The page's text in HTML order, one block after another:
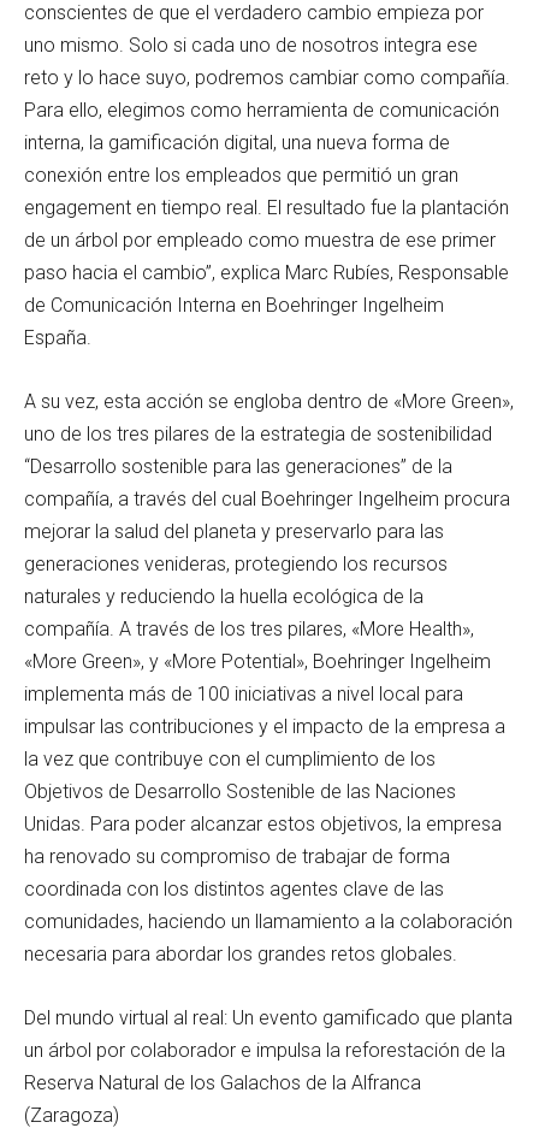
conscientes de que el verdadero cambio empieza por
uno mismo. Solo si cada uno de nosotros integra ese
reto y lo hace suyo, podremos cambiar como compañía.
Para ello, elegimos como herramienta de comunicación
interna, la gamificación digital, una nueva forma de
conexión entre los empleados que permitió un gran
engagement en tiempo real. El resultado fue la plantación
de un árbol por empleado como muestra de ese primer
paso hacia el cambio”, explica Marc Rubíes, Responsable
de Comunicación Interna en Boehringer Ingelheim
España.
A su vez, esta acción se engloba dentro de «More Green»,
uno de los tres pilares de la estrategia de sostenibilidad
“Desarrollo sostenible para las generaciones” de la
compañía, a través del cual Boehringer Ingelheim procura
mejorar la salud del planeta y preservarlo para las
generaciones venideras, protegiendo los recursos
naturales y reduciendo la huella ecológica de la
compañía. A través de los tres pilares, «More Health»,
«More Green», y «More Potential», Boehringer Ingelheim
implementa más de 100 iniciativas a nivel local para
impulsar las contribuciones y el impacto de la empresa a
la vez que contribuye con el cumplimiento de los
Objetivos de Desarrollo Sostenible de las Naciones
Unidas. Para poder alcanzar estos objetivos, la empresa
ha renovado su compromiso de trabajar de forma
coordinada con los distintos agentes clave de las
comunidades, haciendo un llamamiento a la colaboración
necesaria para abordar los grandes retos globales.
Del mundo virtual al real: Un evento gamificado que planta
un árbol por colaborador e impulsa la reforestación de la
Reserva Natural de los Galachos de la Alfranca
(Zaragoza)